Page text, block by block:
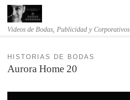
Saltar al contenido
Videos de Bodas, Publicidad y Corporativos
HISTORIAS DE BODAS
Aurora Home 20